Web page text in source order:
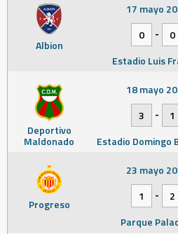
Albion
17 mayo
0
-
0
Estadio Luis
Deportivo
Maldonado
18 mayo
3
-
1
Estadio Domingo
Progreso
23 mayo
1
-
2
Parque